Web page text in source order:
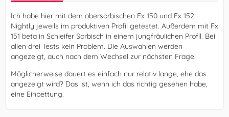
Ich habe hier mit dem obersorbischen Fx 150 und Fx 152
Nightly jeweils im produktiven Profil getestet. Außerdem mit Fx
151 beta in Schleifer Sorbisch in einem jungfräulichen Profil. Bei
allen drei Tests kein Problem. Die Auswahlen werden
angezeigt, auch nach dem Wechsel zur nächsten Frage.
Möglicherweise dauert es einfach nur relativ lange, ehe das
angezeigt wird? Das ist, wenn ich das richtig gesehen habe,
eine Einbettung.